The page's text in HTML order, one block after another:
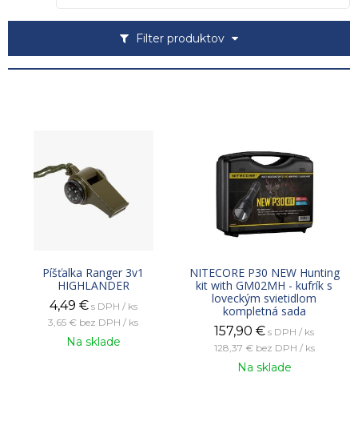
Filter produktov
Píšťalka Ranger 3v1
HIGHLANDER
4,49 € s DPH / ks
3,65 € bez DPH / ks
Na sklade
NITECORE P30 NEW Hunting
kit with GM02MH - kufrík s
loveckým svietidlom
kompletná sada
157,90 € s DPH / ks
128,37 € bez DPH / ks
Na sklade